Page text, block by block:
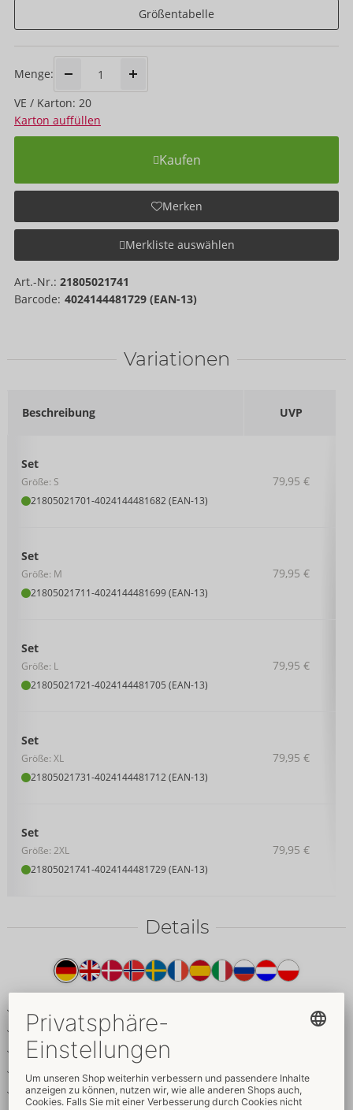
Größentabelle
Menge:
VE / Karton: 20
Karton auffüllen
Kaufen
Merken
Merkliste auswählen
Art.-Nr.: 21805021741
Barcode: 4024144481729 (EAN-13)
Variationen
Beschreibung UVP
Set
Größe: S
21805021701-4024144481682 (EAN-13)
79,95 €
Set
Größe: M
21805021711-4024144481699 (EAN-13)
79,95 €
Set
Größe: L
21805021721-4024144481705 (EAN-13)
79,95 €
Set
Größe: XL
21805021731-4024144481712 (EAN-13)
79,95 €
Set
Größe: 2XL
21805021741-4024144481729 (EAN-13)
79,95 €
Details
Produkttext
Crop-Top, Brust-Harness & Jock
Inklusive 4 softe Hand-/Armfesseln
Langarm-Top und Jock aus Powernet
Harness-Riemen & Details im Mattlook